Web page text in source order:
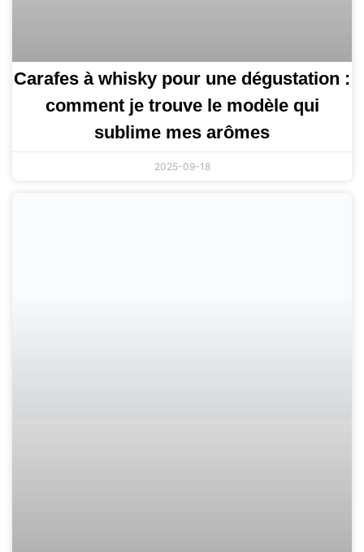
Carafes à whisky pour une dégustation :
comment je trouve le modèle qui
sublime mes arômes
2025-09-18